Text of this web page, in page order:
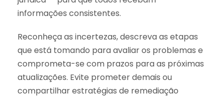
informações consistentes.
Reconheça as incertezas, descreva as etapas
que está tomando para avaliar os problemas e
comprometa-se com prazos para as próximas
atualizações. Evite prometer demais ou
compartilhar estratégias de remediação